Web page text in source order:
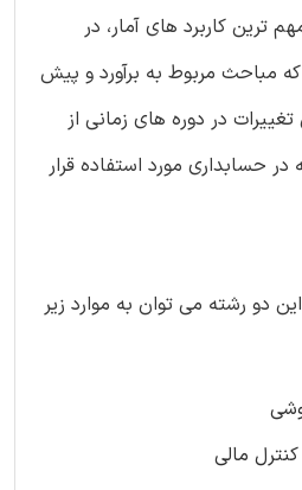
ترین کاربرد های آمار، در
مباحث مربوط به برآورد و پیش
در دوره های زمانی از
حسابداری مورد استفاده قرار
دو رشته می توان به موارد زیر
مالی